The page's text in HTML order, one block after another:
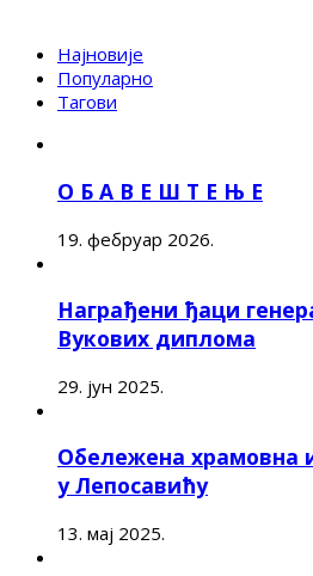
Најновије
Популарно
Тагови
О Б А В Е Ш Т Е Њ Е
19. фебруар 2026.
Награђени ђаци
Вукових диплома
29. јун 2025.
Обележена храмовна
у Лепосавићу
13. мај 2025.